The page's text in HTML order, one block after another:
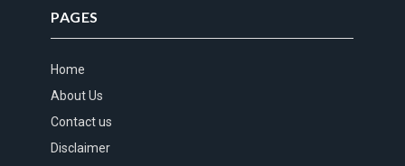
PAGES
Home
About Us
Contact us
Disclaimer